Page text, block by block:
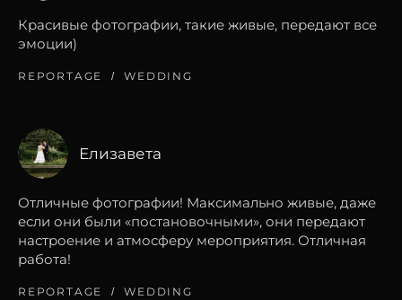
Красивые фотографии, такие живые, передают все
эмоции)
REPORTAGE WEDDING
Елизавета
Отличные фотографии! Максимально живые, даже
если они были «постановочными», они передают
настроение и атмосферу мероприятия. Отличная
работа!
REPORTAGE WEDDING